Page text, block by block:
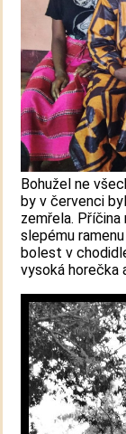
Bohužel ne
by v červenci
zemřela.
slepému
bolest v
vysoká horečka